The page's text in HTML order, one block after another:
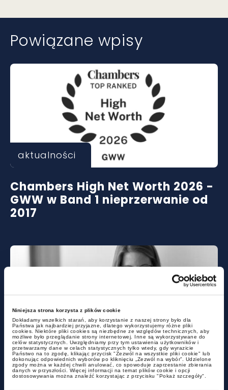
Niniejsza strona korzysta z plików cookie
Dokładamy wszelkich starań, aby korzystanie z naszej strony było dla
Państwa jak najbardziej przyjazne, dlatego wykorzystujemy różne pliki
cookies. Niektóre pliki cookies są niezbędne ze względów technicznych, aby
możliwe było przeglądanie strony internetowej. Inne są wykorzystywane do
celów statystycznych. Uwzględniamy przy tym ustawienia użytkowników i
przetwarzamy dane w celach statystycznych tylko wtedy, gdy wyrazicie
Państwo na to zgodę, klikając przycisk "Zezwól na wszystkie pliki cookie" lub
dokonując odpowiednich wyborów po kliknięciu „Zezwól na wybór”. Udzielone
zgody można w każdej chwili anulować, co spowoduje zaprzestanie zbierania
danych w przyszłości. Więcej informacji na temat plików cookie i opcji
dostosowywania można znaleźć korzystając z przycisku "Pokaż szczegóły".
Powiązane wpisy
aktualności
Chambers High Net Worth 2026 -
GWW w Band 1 nieprzerwanie od
2017
aktualności
Już teraz inspektor pracy może
zdecydować, że Twoja umowa